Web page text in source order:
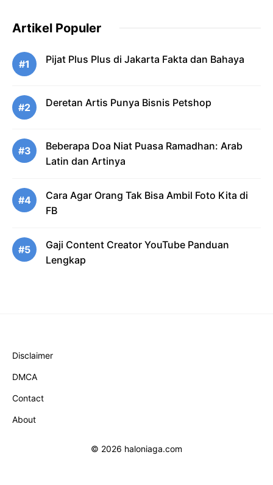
Artikel Populer
#1 Pijat Plus Plus di Jakarta Fakta dan Bahaya
#2 Deretan Artis Punya Bisnis Petshop
#3
Beberapa Doa Niat Puasa Ramadhan: Arab
Latin dan Artinya
#4
Cara Agar Orang Tak Bisa Ambil Foto Kita di
FB
#5
Gaji Content Creator YouTube Panduan
Lengkap
Disclaimer
DMCA
Contact
About
© 2026 haloniaga.com